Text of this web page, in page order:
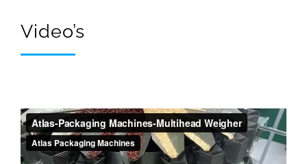
Video’s